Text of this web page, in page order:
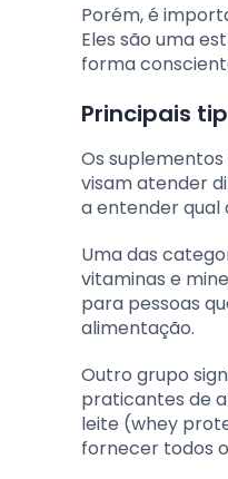
Porém, é
Eles são uma
forma
Principais
Os
visam atender
a entender qual
Uma das
vitaminas e
para pessoas
alimentação.
Outro grupo
praticantes de
leite (whey
fornecer todos